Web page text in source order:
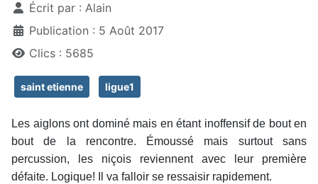
Écrit par : Alain
Publication : 5 Août 2017
Clics : 5685
saint etienne ligue1
Les aiglons ont dominé mais en étant inoffensif de bout en
bout de la rencontre. Émoussé mais surtout sans
percussion, les niçois reviennent avec leur première
défaite. Logique! Il va falloir se ressaisir rapidement.